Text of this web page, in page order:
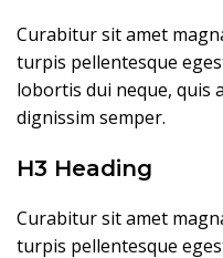
Curabitur sit amet
turpis pellentesque
lobortis dui neque, quis
dignissim semper.
H3 Heading
Curabitur sit amet
turpis pellentesque